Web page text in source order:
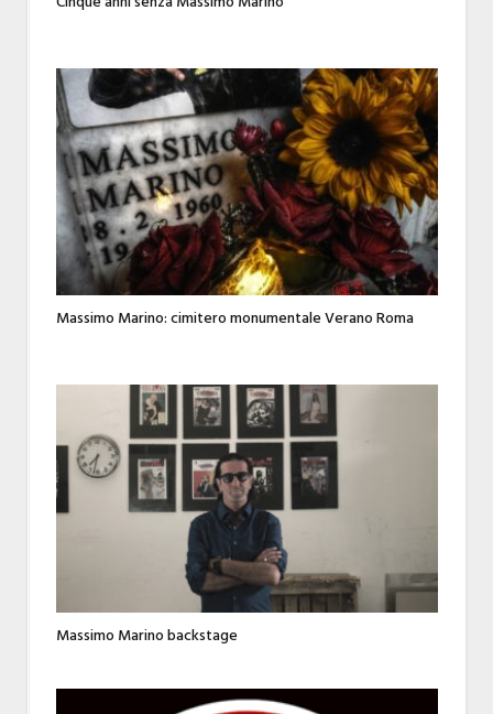
Massimo Marino: cimitero monumentale Verano Roma
Massimo Marino backstage